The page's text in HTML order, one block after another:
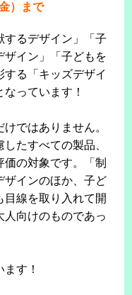
）まで
するデザイン」「子
ザイン」「子どもを
る「キッズデザイ
っています！
ではありません。
たすべての製品、
の対象です。「制
ザインのほか、子ど
目線を取り入れて開
向けのものであっ
す！